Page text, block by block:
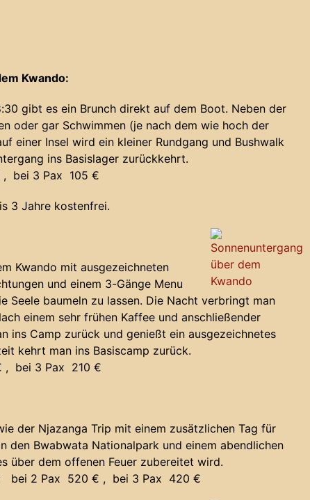
Kwando:
gibt es ein Brunch direkt auf dem Boot. Neben der
oder gar Schwimmen (je nach dem wie hoch der
einer Insel wird ein kleiner Rundgang und Bushwalk
ins Basislager zurückkehrt.
, bei 3 Pax 105 €
3 Jahre kostenfrei.
Kwando mit ausgezeichneten
und einem 3-Gänge Menu
Seele baumeln zu lassen. Die Nacht verbringt man
einem sehr frühen Kaffee und anschließender
ins Camp zurück und genießt ein ausgezeichnetes
kehrt man ins Basiscamp zurück.
, bei 3 Pax 210 €
der Njazanga Trip mit einem zusätzlichen Tag für
den Bwabwata Nationalpark und einem abendlichen
über dem offenen Feuer zubereitet wird.
bei 2 Pax 520 € , bei 3 Pax 420 €